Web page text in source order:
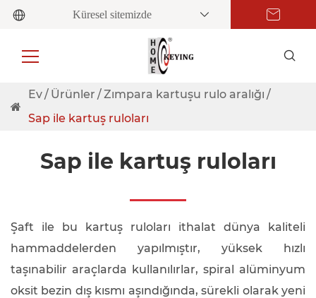
Küresel sitemizde
Ev Ürünler
Zımpara kartuşu rulo aralığı
Sap ile kartuş ruloları
Sap ile kartuş ruloları
Şaft ile bu kartuş ruloları ithalat dünya kaliteli
hammaddelerden yapılmıştır, yüksek hızlı
taşınabilir araçlarda kullanılırlar, spiral alüminyum
oksit bezin dış kısmı aşındığında, sürekli olarak yeni